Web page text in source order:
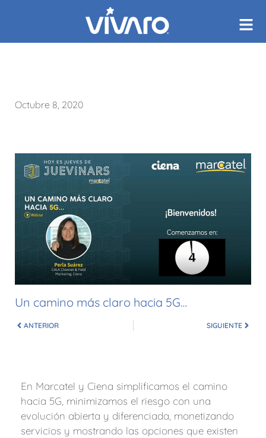
Octubre 8, 2020
Un camino más claro hacia 5G…
ANTERIOR SIGUIENTE
En Marcatel y Ciena simplificamos el camino
hacia 5G, minimizamos el riesgo con una
evolución abierta y diferenciada, monetizando
servicios y mostrando las opciones que existen